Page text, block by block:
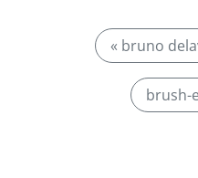
« bruno
brush-